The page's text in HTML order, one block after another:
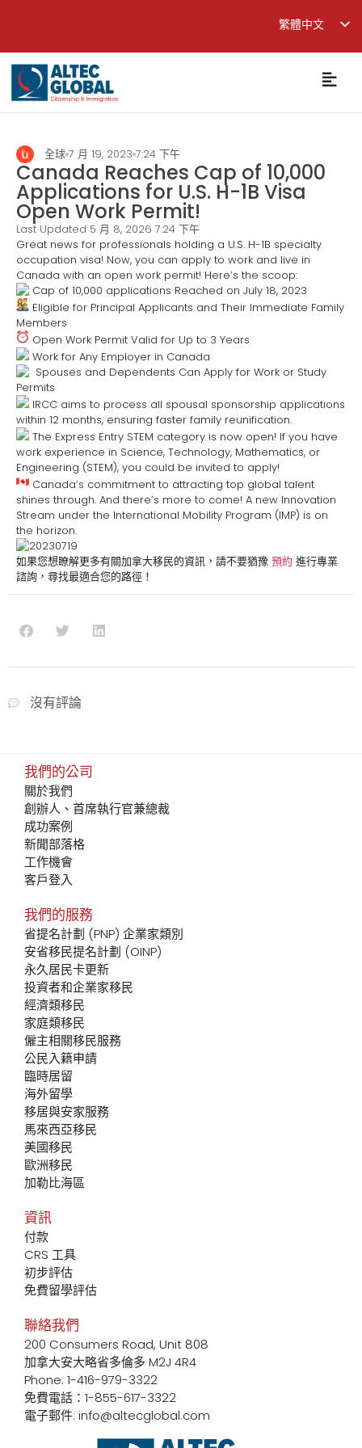
繁體中文
English
简体中文
全球 7 月 19, 2023 7:24 下午
Canada Reaches Cap of 10,000
Applications for U.S. H-1B Visa
Open Work Permit!
Last Updated 5 月 8, 2026 7:24 下午
Great news for professionals holding a U.S. H-1B specialty
occupation visa! Now, you can apply to work and live in
Canada with an open work permit! Here’s the scoop:
Cap of 10,000 applications Reached on July 18, 2023
Eligible for Principal Applicants and Their Immediate Family
Members
Open Work Permit Valid for Up to 3 Years
Work for Any Employer in Canada
Spouses and Dependents Can Apply for Work or Study
Permits
IRCC aims to process all spousal sponsorship applications
within 12 months, ensuring faster family reunification.
The Express Entry STEM category is now open! If you have
work experience in Science, Technology, Mathematics, or
Engineering (STEM), you could be invited to apply!
Canada’s commitment to attracting top global talent
shines through. And there’s more to come! A new Innovation
Stream under the International Mobility Program (IMP) is on
the horizon.
如果您想瞭解更多有關加拿大移民的資訊，請不要猶豫 預約 進行專業
諮詢，尋找最適合您的路徑！
沒有評論
我們的公司
關於我們
創辦人、首席執行官兼總裁
成功案例
新聞部落格
工作機會
客戶登入
我們的服務
省提名計劃 (PNP) 企業家類別
安省移民提名計劃 (OINP)
永久居民卡更新
投資者和企業家移民
經濟類移民
家庭類移民
僱主相關移民服務
公民入籍申請
臨時居留
海外留學
移居與安家服務
馬來西亞移民
美國移民
歐洲移民
加勒比海區
資訊
付款
CRS 工具
初步評估
免費留學評估
聯絡我們
200 Consumers Road, Unit 808
加拿大安大略省多倫多 M2J 4R4
Phone: 1-416-979-3322
免費電話：1-855-617-3322
電子郵件: info@altecglobal.com